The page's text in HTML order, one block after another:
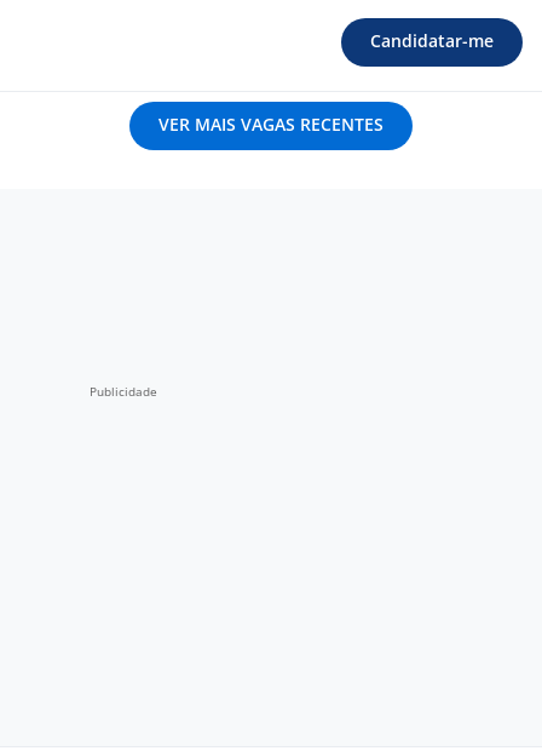
Candidatar-me
VER MAIS VAGAS RECENTES